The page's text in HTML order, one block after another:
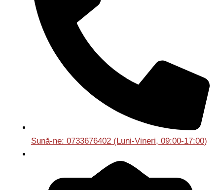
Sună-ne: 0733676402 (Luni-Vineri, 09:00-17:00)